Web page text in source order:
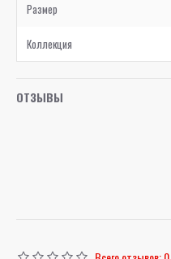
Размер
Коллекция
ОТЗЫВЫ